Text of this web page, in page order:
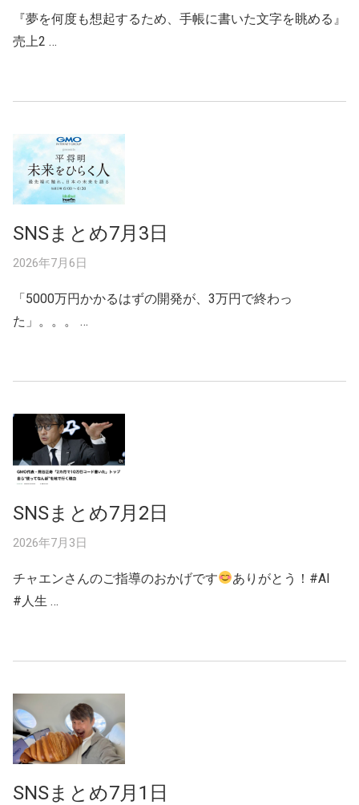
『夢を何度も想起するため、手帳に書いた文字を眺める』
売上2 …
SNSまとめ7月3日
2026年7月6日
「5000万円かかるはずの開発が、3万円で終わっ
た」。。。 …
SNSまとめ7月2日
2026年7月3日
チャエンさんのご指導のおかげです
ありがとう！#AI
#人生 …
SNSまとめ7月1日